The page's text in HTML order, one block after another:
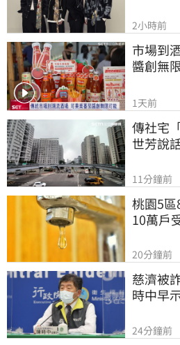
2小時前
市場到
醬創無
1天前
傳社宅
世芳說
11分鐘前
桃園5
10萬戶
20分鐘前
慈濟被
時中早
24分鐘前